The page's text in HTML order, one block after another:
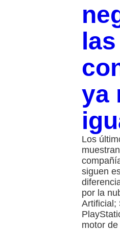
las
ya
Los
siguen
por la
Artificial;
motor